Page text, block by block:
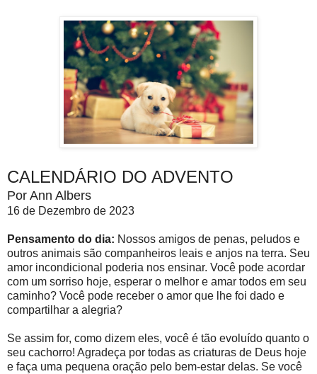
CALENDÁRIO DO ADVENTO
Por Ann Albers
16 de Dezembro de 2023
Pensamento do dia: Nossos amigos de penas, peludos e
outros animais são companheiros leais e anjos na terra. Seu
amor incondicional poderia nos ensinar. Você pode acordar
com um sorriso hoje, esperar o melhor e amar todos em seu
caminho? Você pode receber o amor que lhe foi dado e
compartilhar a alegria?
Se assim for, como dizem eles, você é tão evoluído quanto o
seu cachorro! Agradeça por todas as criaturas de Deus hoje
e faça uma pequena oração pelo bem-estar delas. Se você